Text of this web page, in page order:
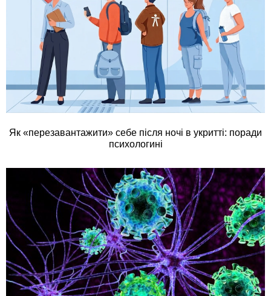
Як «перезавантажити» себе після ночі в укритті: поради
психологині